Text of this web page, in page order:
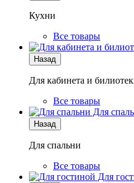
Кухни
Все товары
Назад
Для кабинета и
Все товары
Для
Назад
Для спальни
Все товары
Для